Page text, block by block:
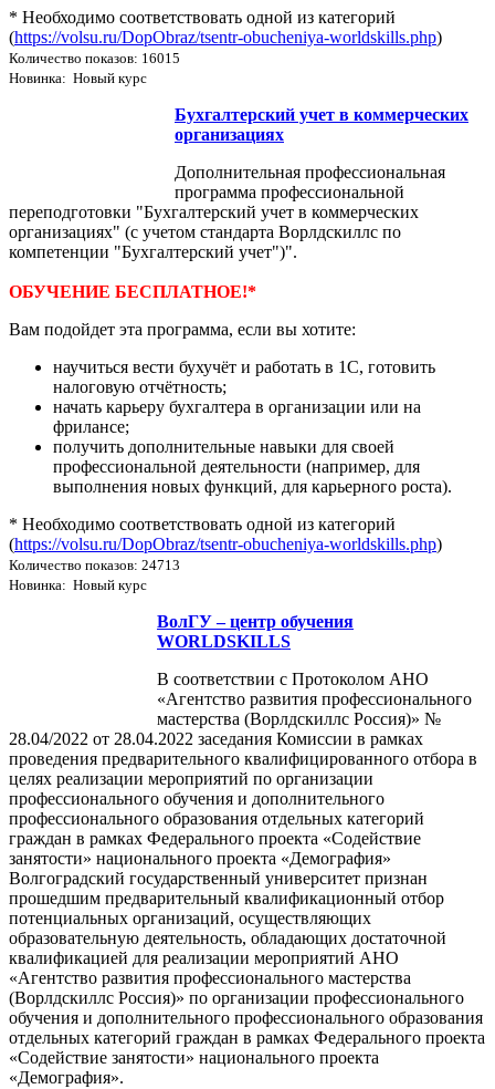
* Необходимо соответствовать одной из категорий
(https://volsu.ru/DopObraz/tsentr-obucheniya-worldskills.php)
Количество показов: 16015
Новинка: Новый курс
Бухгалтерский учет в коммерческих
организациях
Дополнительная профессиональная
программа профессиональной
переподготовки "Бухгалтерский учет в коммерческих
организациях" (с учетом стандарта Ворлдскиллс по
компетенции "Бухгалтерский учет")".
ОБУЧЕНИЕ БЕСПЛАТНОЕ!*
Вам подойдет эта программа, если вы хотите:
научиться вести бухучёт и работать в 1С, готовить
налоговую отчётность;
начать карьеру бухгалтера в организации или на
фрилансе;
получить дополнительные навыки для своей
профессиональной деятельности (например, для
выполнения новых функций, для карьерного роста).
* Необходимо соответствовать одной из категорий
(https://volsu.ru/DopObraz/tsentr-obucheniya-worldskills.php)
Количество показов: 24713
Новинка: Новый курс
ВолГУ – центр обучения
WORLDSKILLS
В соответствии с Протоколом АНО
«Агентство развития профессионального
мастерства (Ворлдскиллс Россия)» №
28.04/2022 от 28.04.2022 заседания Комиссии в рамках
проведения предварительного квалифицированного отбора в
целях реализации мероприятий по организации
профессионального обучения и дополнительного
профессионального образования отдельных категорий
граждан в рамках Федерального проекта «Содействие
занятости» национального проекта «Демография»
Волгоградский государственный университет признан
прошедшим предварительный квалификационный отбор
потенциальных организаций, осуществляющих
образовательную деятельность, обладающих достаточной
квалификацией для реализации мероприятий АНО
«Агентство развития профессионального мастерства
(Ворлдскиллс Россия)» по организации профессионального
обучения и дополнительного профессионального образования
отдельных категорий граждан в рамках Федерального проекта
«Содействие занятости» национального проекта
«Демография».